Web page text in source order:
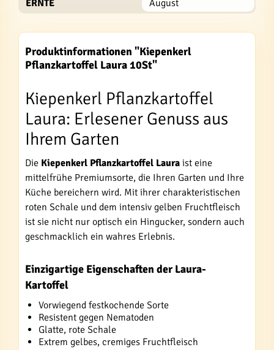
ERNTE August
Produktinformationen "Kiepenkerl
Pflanzkartoffel Laura 10St"
Kiepenkerl Pflanzkartoffel
Laura: Erlesener Genuss aus
Ihrem Garten
Die Kiepenkerl Pflanzkartoffel Laura ist eine
mittelfrühe Premiumsorte, die Ihren Garten und Ihre
Küche bereichern wird. Mit ihrer charakteristischen
roten Schale und dem intensiv gelben Fruchtfleisch
ist sie nicht nur optisch ein Hingucker, sondern auch
geschmacklich ein wahres Erlebnis.
Einzigartige Eigenschaften der Laura-
Kartoffel
Vorwiegend festkochende Sorte
Resistent gegen Nematoden
Glatte, rote Schale
Extrem gelbes, cremiges Fruchtfleisch